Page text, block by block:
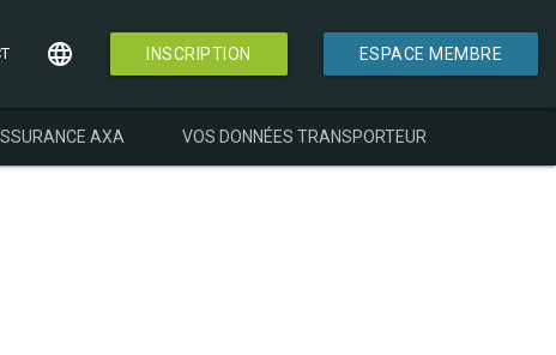
language INSCRIPTION ESPACE MEMBRE
AXA VOS DONNÉES TRANSPORTEUR